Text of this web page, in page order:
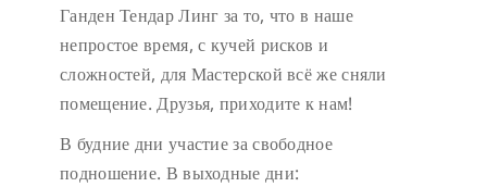
Ганден Тендар Линг за то, что в наше
непростое время, с кучей рисков и
сложностей, для Мастерской всё же сняли
помещение. Друзья, приходите к нам!
В будние дни участие за свободное
подношение. В выходные дни: